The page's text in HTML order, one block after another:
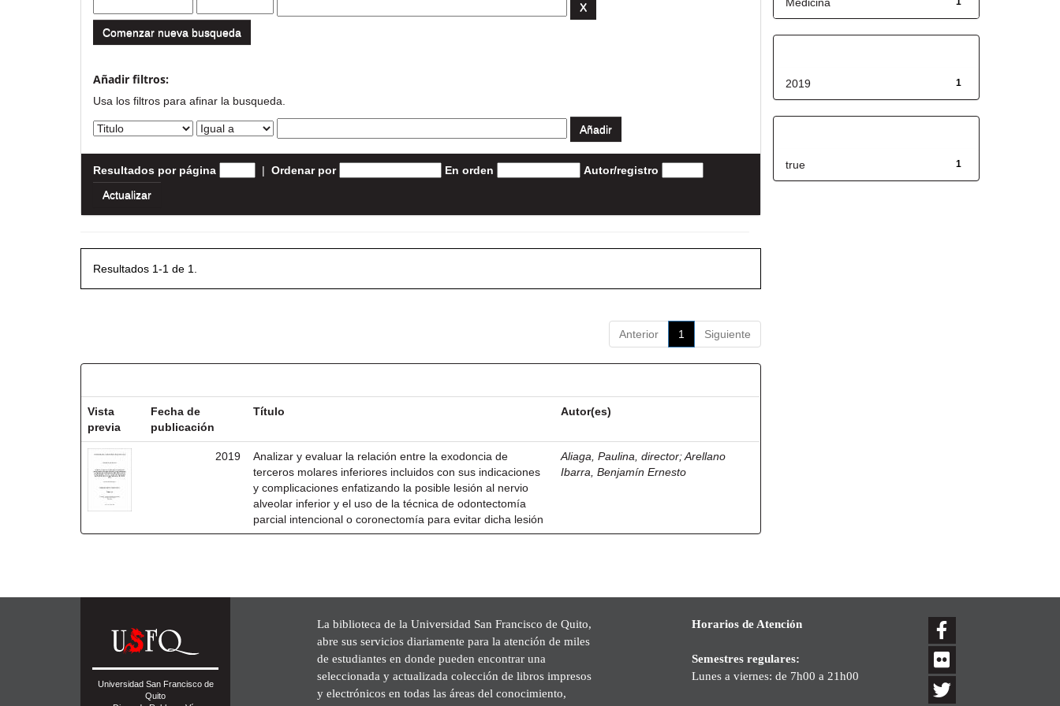
Comenzar nueva busqueda
Añadir filtros:
Usa los filtros para afinar la busqueda.
Resultados por página | Ordenar por En orden Autor/registro
Resultados 1-1 de 1.
Anterior 1 Siguiente
Vista
previa
Fecha de
publicación
Título Autor(es)
2019
Analizar y evaluar la relación entre la exodoncia de
terceros molares inferiores incluidos con sus indicaciones
y complicaciones enfatizando la posible lesión al nervio
alveolar inferior y el uso de la técnica de odontectomía
parcial intencional o coronectomía para evitar dicha lesión
Aliaga, Paulina, director;Arellano
Ibarra, Benjamín Ernesto
1
2019
1
true
Universidad San Francisco de
Quito
La biblioteca de la Universidad San Francisco de Quito,
abre sus servicios diariamente para la atención de miles
de estudiantes en donde pueden encontrar una
seleccionada y actualizada colección de libros impresos
y electrónicos en todas las áreas del conocimiento,
Horarios de Atención
Semestres regulares:
Lunes a viernes: de 7h00 a 21h00